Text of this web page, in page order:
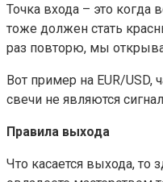
Точка входа – это когда
тоже должен стать
раз повторю, мы
Вот пример на EUR/
свечи не являются
Правила выхода
Что касается выхода, то